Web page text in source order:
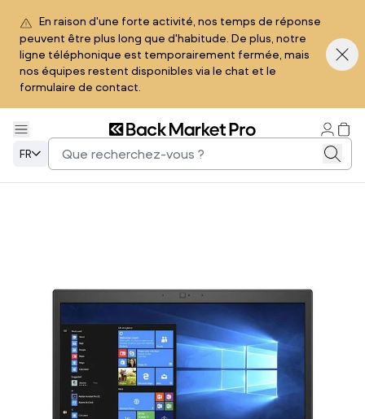
En raison d'une forte activité, nos temps de réponse
peuvent être plus long que d'habitude. De plus, notre
ligne téléphonique est temporairement fermée, mais
nos équipes restent disponibles via le chat et le
formulaire de contact.
FR